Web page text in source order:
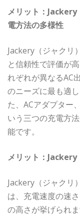
メリット：Jackery
電方法の多様性
Jackery（ジャクリ
と信頼性で評価が
れぞれが異なるAC
のニーズに最も適
た、ACアダプター
いう三つの充電方
能です。
メリット：Jackery
Jackery（ジャクリ
は、充電速度の速
の高さが挙げられ